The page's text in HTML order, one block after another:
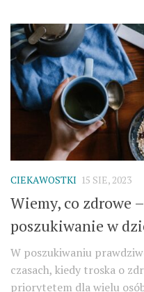
CIEKAWOSTKI 15 SIE, 2023
Wiemy, co zdrowe
poszukiwanie w
W poszukiwaniu
czasach, kiedy troska o
priorytetem dla wielu